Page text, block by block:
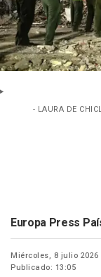
- LAURA DE
Europa Press
Miércoles, 8 julio 2026
Publicado: 13:05